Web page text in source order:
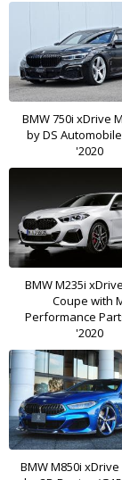
BMW 750i xDrive
by DS
'2020
BMW M235i
Coupe with
Performance
'2020
BMW M850i